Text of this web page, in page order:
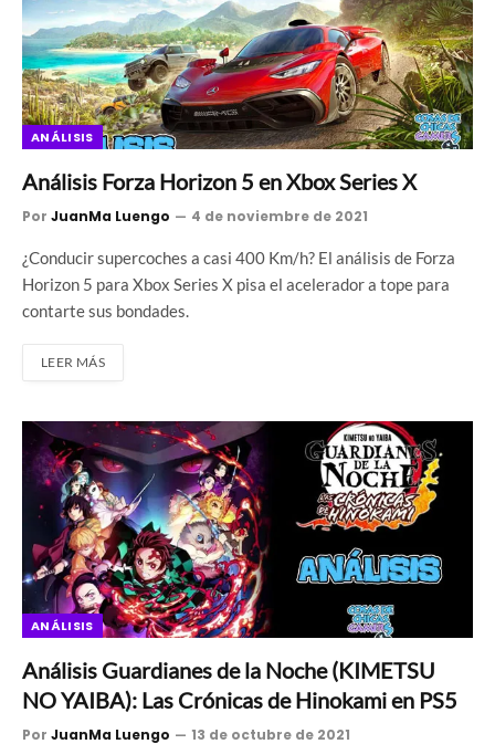
ANÁLISIS
Análisis Forza Horizon 5 en Xbox Series X
Por JuanMa Luengo 4 de noviembre de 2021
¿Conducir supercoches a casi 400 Km/h? El análisis de Forza
Horizon 5 para Xbox Series X pisa el acelerador a tope para
contarte sus bondades.
LEER MÁS
ANÁLISIS
Análisis Guardianes de la Noche (KIMETSU
NO YAIBA): Las Crónicas de Hinokami en PS5
Por JuanMa Luengo 13 de octubre de 2021